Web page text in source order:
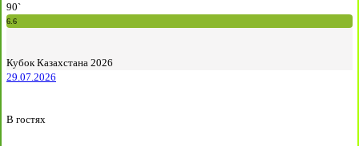
90`
6.6
Кубок Казахстана 2026
29.07.2026
В гостях